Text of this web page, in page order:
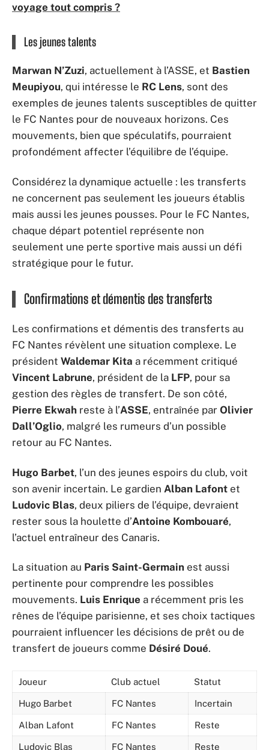
voyage tout compris ?
Les jeunes talents
Marwan N’Zuzi, actuellement à l’ASSE, et Bastien
Meupiyou, qui intéresse le RC Lens, sont des
exemples de jeunes talents susceptibles de quitter
le FC Nantes pour de nouveaux horizons. Ces
mouvements, bien que spéculatifs, pourraient
profondément affecter l’équilibre de l’équipe.
Considérez la dynamique actuelle : les transferts
ne concernent pas seulement les joueurs établis
mais aussi les jeunes pousses. Pour le FC Nantes,
chaque départ potentiel représente non
seulement une perte sportive mais aussi un défi
stratégique pour le futur.
Confirmations et démentis des transferts
Les confirmations et démentis des transferts au
FC Nantes révèlent une situation complexe. Le
président Waldemar Kita a récemment critiqué
Vincent Labrune, président de la LFP, pour sa
gestion des règles de transfert. De son côté,
Pierre Ekwah reste à l’ASSE, entraînée par Olivier
Dall’Oglio, malgré les rumeurs d’un possible
retour au FC Nantes.
Hugo Barbet, l’un des jeunes espoirs du club, voit
son avenir incertain. Le gardien Alban Lafont et
Ludovic Blas, deux piliers de l’équipe, devraient
rester sous la houlette d’Antoine Kombouaré,
l’actuel entraîneur des Canaris.
La situation au Paris Saint-Germain est aussi
pertinente pour comprendre les possibles
mouvements. Luis Enrique a récemment pris les
rênes de l’équipe parisienne, et ses choix tactiques
pourraient influencer les décisions de prêt ou de
transfert de joueurs comme Désiré Doué.
Joueur Club actuel Statut
Hugo Barbet FC Nantes Incertain
Alban Lafont FC Nantes Reste
Ludovic Blas FC Nantes Reste